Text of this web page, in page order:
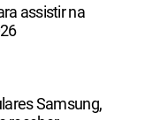
assistir na
Samsung,